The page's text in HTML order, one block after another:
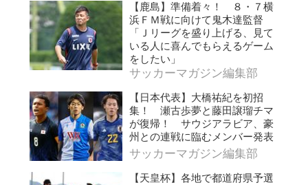
【鹿島】準備着々！ ８・７横
浜ＦＭ戦に向けて鬼木達監督
「Ｊリーグを盛り上げる、見て
いる人に喜んでもらえるゲーム
をしたい」
サッカーマガジン編集部
【日本代表】大橋祐紀を初招
集！ 瀬古歩夢と藤田譲瑠チマ
が復帰！ サウジアラビア、豪
州との連戦に臨むメンバー発表
サッカーマガジン編集部
【天皇杯】各地で都道府県予選